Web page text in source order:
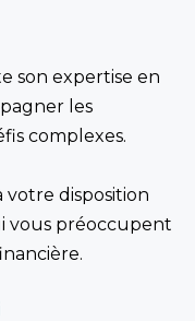
son expertise en
les
complexes.
votre disposition
vous préoccupent